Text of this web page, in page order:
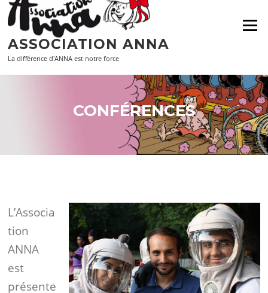
Aller
au
contenu
ASSOCIATION ANNA
La différence d'ANNA est notre force
Menu
CONFÉRENCES
L’Associa
tion
ANNA
est
présente